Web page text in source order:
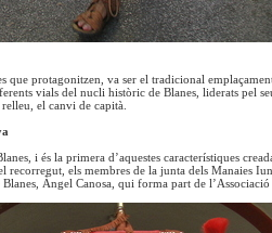
que protagonitzen, va ser el tradicional
vials del nucli històric de Blanes, liderats pel
el canvi de capità.
i és la primera d’aquestes característiques
recorregut, els membres de la junta dels Manaies
Àngel Canosa, qui forma part de l’Associació